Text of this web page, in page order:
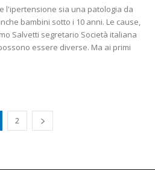
l'ipertensione sia una patologia da
bambini sotto i 10 anni. Le cause,
Salvetti segretario Società italiana
essere diverse. Ma ai primi
2